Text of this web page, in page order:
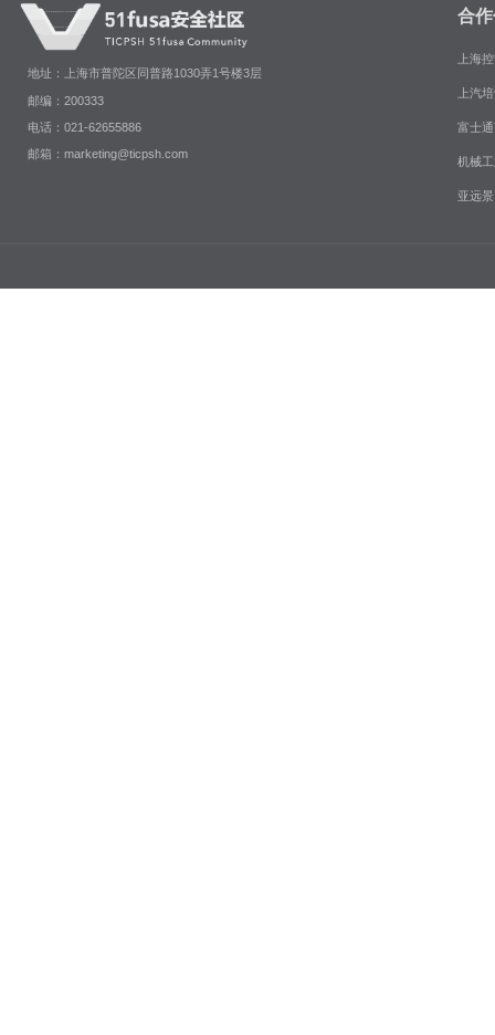
地址：上海市普陀区同普路1030弄1号楼3层
邮编：200333
电话：021-62655886
邮箱：marketing@ticpsh.com
合
上海
上汽
富士
机械
亚远景